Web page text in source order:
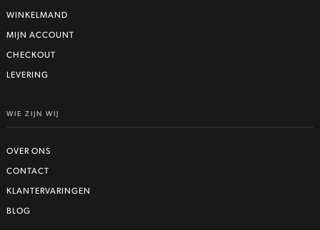
WINKELMAND
MIJN ACCOUNT
CHECKOUT
LEVERING
WIE ZIJN WIJ
OVER ONS
CONTACT
KLANTERVARINGEN
BLOG